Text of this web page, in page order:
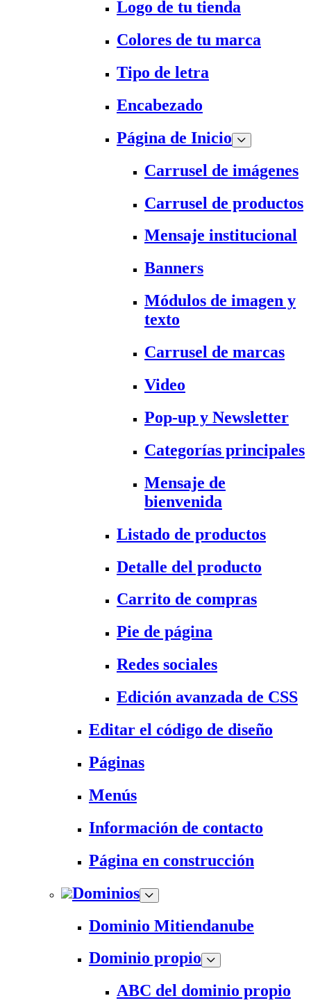
Logo de tu tienda
Colores de tu marca
Tipo de letra
Encabezado
Página de Inicio
Carrusel de imágenes
Carrusel de productos
Mensaje institucional
Banners
Módulos de imagen y
texto
Carrusel de marcas
Video
Pop-up y Newsletter
Categorías principales
Mensaje de
bienvenida
Listado de productos
Detalle del producto
Carrito de compras
Pie de página
Redes sociales
Edición avanzada de CSS
Editar el código de diseño
Páginas
Menús
Información de contacto
Página en construcción
Dominios
Dominio Mitiendanube
Dominio propio
ABC del dominio propio